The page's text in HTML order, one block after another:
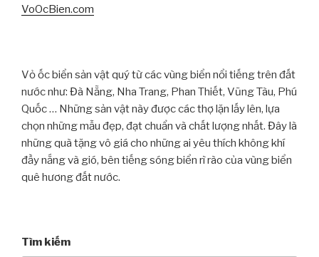
VoOcBien.com
Vỏ ốc biển sản vật quý từ các vùng biển nổi tiếng trên đất
nước như: Đà Nẵng, Nha Trang, Phan Thiết, Vũng Tàu, Phú
Quốc … Những sản vật này được các thợ lặn lấy lên, lựa
chọn những mẫu đẹp, đạt chuẩn và chất lượng nhất. Đây là
những quà tặng vô giá cho những ai yêu thích không khí
đầy nắng và gió, bên tiếng sóng biển rì rào của vùng biển
quê hương đất nước.
Tìm kiếm